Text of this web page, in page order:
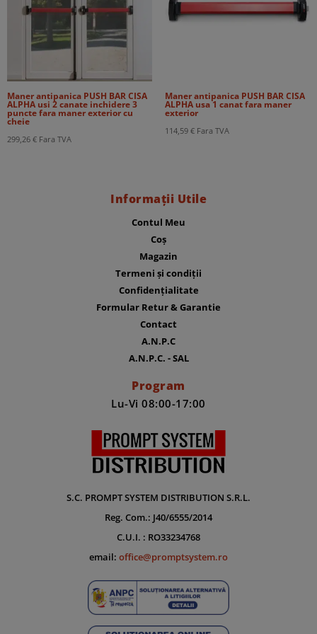
Maner antipanica PUSH BAR CISA
ALPHA usi 2 canate inchidere 3
puncte fara maner exterior cu
cheie
299,26 € Fara TVA
Maner antipanica PUSH BAR CISA
ALPHA usa 1 canat fara maner
exterior
114,59 € Fara TVA
Informații Utile
Contul Meu
Coș
Magazin
Termeni și condiții
Confidențialitate
Formular Retur & Garantie
Contact
A.N.P.C
A.N.P.C. - SAL
Program
Lu-Vi 08:00-17:00
S.C. PROMPT SYSTEM DISTRIBUTION S.R.L.
Reg. Com.: J40/6555/2014
C.U.I. : RO33234768
email: office@promptsystem.ro